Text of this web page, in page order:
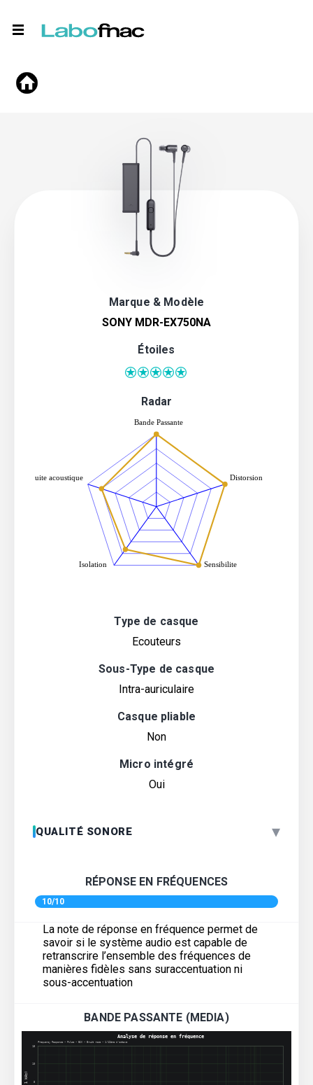
Marque & Modèle
SONY MDR-EX750NA
Étoiles
Radar
Type de casque
Ecouteurs
Sous-Type de casque
Intra-auriculaire
Casque pliable
Non
Micro intégré
Oui
QUALITÉ SONORE ▾
RÉPONSE EN FRÉQUENCES
10/10
La note de réponse en fréquence permet de
savoir si le système audio est capable de
retranscrire l’ensemble des fréquences de
manières fidèles sans suraccentuation ni
sous-accentuation
BANDE PASSANTE (MEDIA)